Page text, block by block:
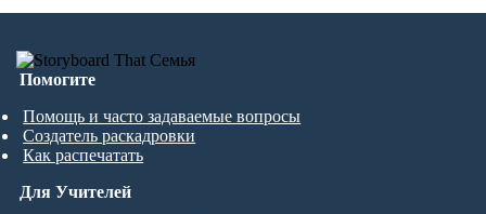
Помогите
Помощь и часто задаваемые вопросы
Создатель раскадровки
Как распечатать
Для Учителей